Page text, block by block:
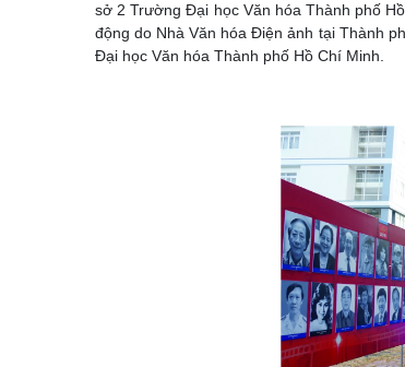
sở 2 Trường Đại học Văn hóa Thành phố
động do Nhà Văn hóa Điện ảnh tại Thành
Đại học Văn hóa Thành phố Hồ Chí Minh.